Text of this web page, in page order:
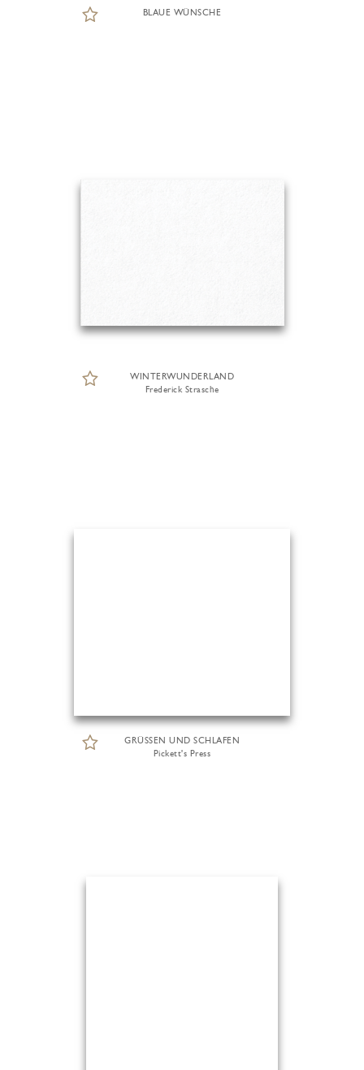
BLAUE WÜNSCHE
WINTERWUNDERLAND
Frederick Strasche
GRÜSSEN UND SCHLAFEN
Pickett's Press